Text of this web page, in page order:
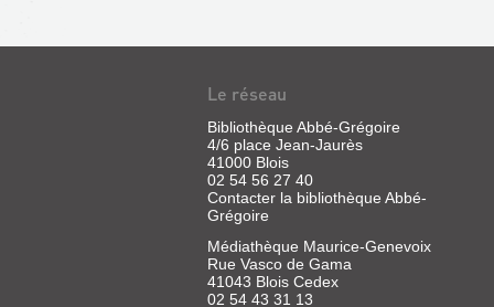
Le réseau
Bibliothèque Abbé-Grégoire
4/6 place Jean-Jaurès
41000 Blois
02 54 56 27 40
Contacter la bibliothèque Abbé-
Grégoire
Médiathèque Maurice-Genevoix
Rue Vasco de Gama
41043 Blois Cedex
02 54 43 31 13